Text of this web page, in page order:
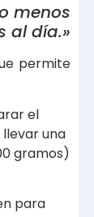
menos
al día.»
permite
el
llevar una
gramos)
para